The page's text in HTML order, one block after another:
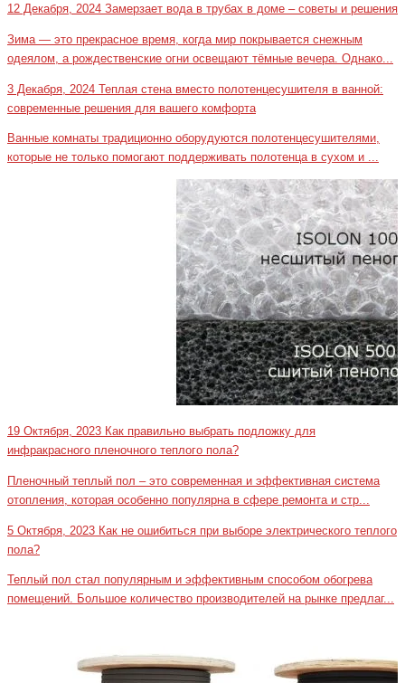
12 Декабря, 2024 Замерзает вода в трубах в доме – советы и решения
Зима — это прекрасное время, когда мир покрывается снежным
одеялом, а рождественские огни освещают тёмные вечера. Однако...
3 Декабря, 2024 Теплая стена вместо полотенцесушителя в ванной:
современные решения для вашего комфорта
Ванные комнаты традиционно оборудуются полотенцесушителями,
которые не только помогают поддерживать полотенца в сухом и ...
19 Октября, 2023 Как правильно выбрать подложку для
инфракрасного пленочного теплого пола?
Пленочный теплый пол – это современная и эффективная система
отопления, которая особенно популярна в сфере ремонта и стр...
5 Октября, 2023 Как не ошибиться при выборе электрического теплого
пола?
Теплый пол стал популярным и эффективным способом обогрева
помещений. Большое количество производителей на рынке предлаг...